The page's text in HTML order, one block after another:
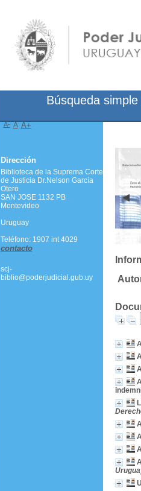
Búsqueda simple
A- A A+
Dirección
Biblioteca de la Suprema Corte
de Justicia Dr.Nelson García
Otero
SAN JOSE 1132 PB
Montevideo
Uruguay
Teléfono: 1907 int 4029
contacto
scj-
biblio@poderjudicial.gub.uy